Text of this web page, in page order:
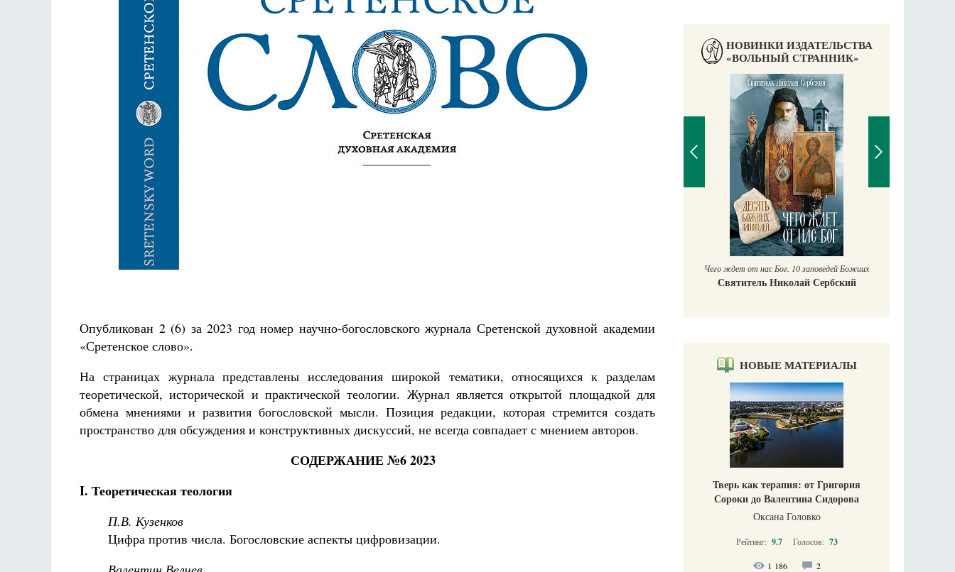
Опубликован 2 (6) за 2023 год номер научно-богословского журнала Сретенской духовной академии
«Сретенское слово».
На страницах журнала представлены исследования широкой тематики, относящихся к разделам
теоретической, исторической и практической теологии. Журнал является открытой площадкой для
обмена мнениями и развития богословской мысли. Позиция редакции, которая стремится создать
пространство для обсуждения и конструктивных дискуссий, не всегда совпадает с мнением авторов.
СОДЕРЖАНИЕ №6 2023
I. Теоретическая теология
П.В. Кузенков
Цифра против числа. Богословские аспекты цифровизации.
НОВИНКИ ИЗДАТЕЛЬСТВА
«ВОЛЬНЫЙ СТРАННИК»
Разлуки не будет
Фредерика де Грааф Чего ждет от нас Бог. 10 заповедей Божиих
Святитель Николай Сербский
НОВЫЕ МАТЕРИАЛЫ
Тверь как терапия: от Григория
Сороки до Валентина Сидорова
Оксана Головко
Рейтинг: 9.7 Голосов: 73
1 186 2